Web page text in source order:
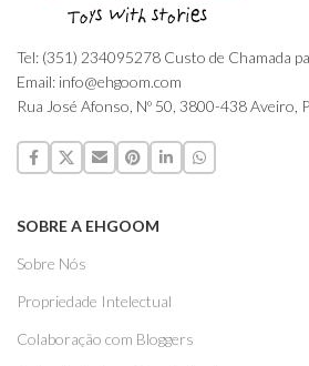
Tel: (351) 234095278 Custo de Chamada
Email: info@ehgoom.com
Rua José Afonso, Nº 50, 3800-438 Aveiro,
SOBRE A EHGOOM
Sobre Nós
Propriedade Intelectual
Colaboração com Bloggers